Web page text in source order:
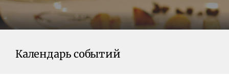
Календарь событий